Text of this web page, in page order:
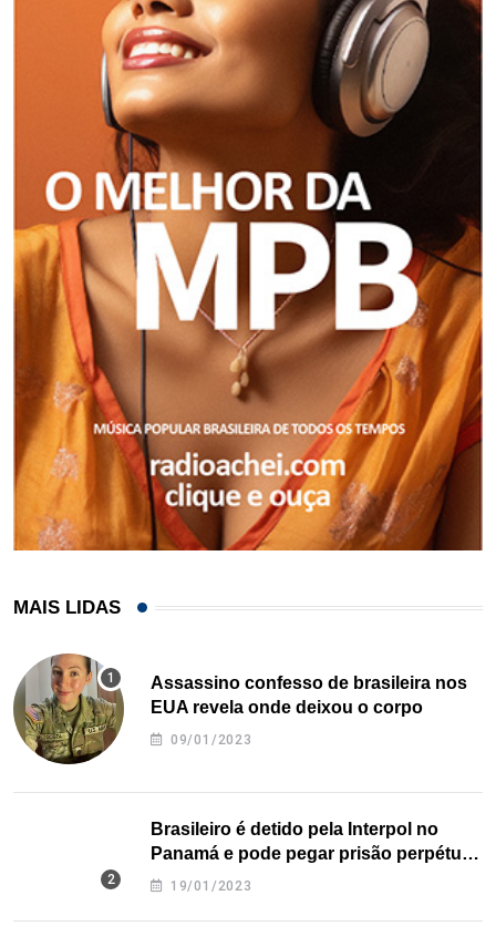
MAIS LIDAS
Assassino confesso de brasileira nos
EUA revela onde deixou o corpo
09/01/2023
Brasileiro é detido pela Interpol no
Panamá e pode pegar prisão perpétua
nos EUA
19/01/2023